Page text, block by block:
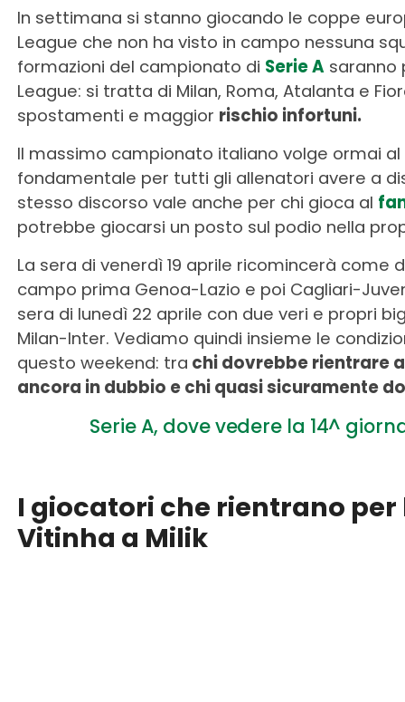
In settimana si stanno giocando le coppe
League che non ha visto in campo nessuna
formazioni del campionato di Serie Asaranno
League: si tratta di Milan, Roma, Atalanta e
spostamenti e maggior rischio infortuni.
Il massimo campionato italiano volge ormai
fondamentale per tutti gli allenatori avere a
stesso discorso vale anche per chi gioca al
potrebbe giocarsi un posto sul podio nella
La sera di venerdì 19 aprile ricomincerà come
campo prima Genoa-Lazio e poi Cagliari-
sera di lunedì 22 aprile con due veri e propri
Milan-Inter. Vediamo quindi insieme le
questo weekend: tra chi dovrebbe rientrare
ancora in dubbio e chi quasi sicuramente
Serie A, dove vedere la 14^
I giocatori che rientrano
Vitinha a Milik